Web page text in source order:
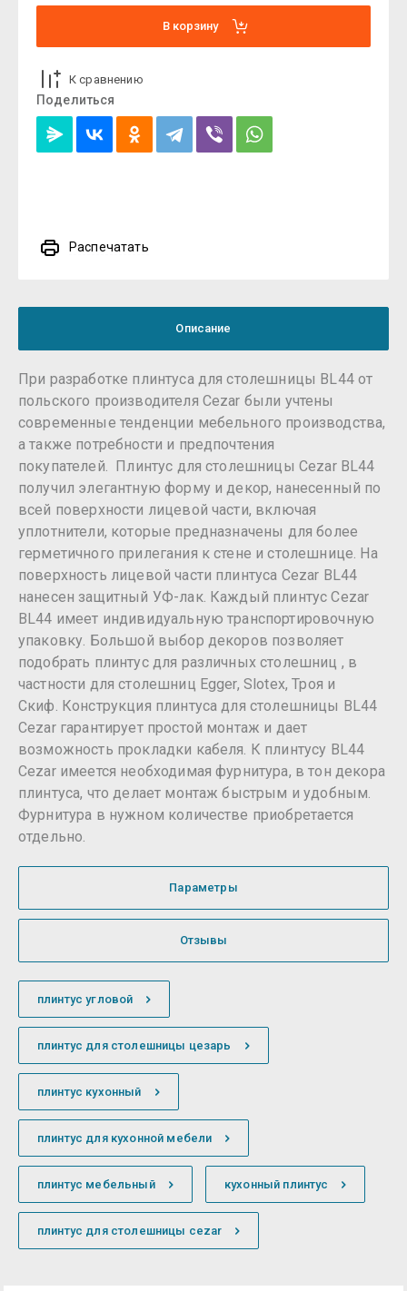
В корзину
К сравнению
Поделиться
Распечатать
Описание
При разработке плинтуса для столешницы BL44 от
польского производителя Cezar были учтены
современные тенденции мебельного производства,
а также потребности и предпочтения
покупателей. Плинтус для столешницы Cezar BL44
получил элегантную форму и декор, нанесенный по
всей поверхности лицевой части, включая
уплотнители, которые предназначены для более
герметичного прилегания к стене и столешнице. На
поверхность лицевой части плинтуса Cezar BL44
нанесен защитный УФ-лак. Каждый плинтус Cezar
BL44 имеет индивидуальную транспортировочную
упаковку. Большой выбор декоров позволяет
подобрать плинтус для различных столешниц , в
частности для столешниц Egger, Slotex, Троя и
Скиф. Конструкция плинтуса для столешницы BL44
Cezar гарантирует простой монтаж и дает
возможность прокладки кабеля. К плинтусу BL44
Cezar имеется необходимая фурнитура, в тон декора
плинтуса, что делает монтаж быстрым и удобным.
Фурнитура в нужном количестве приобретается
отдельно.
Параметры
Отзывы
плинтус угловой
плинтус для столешницы цезарь
плинтус кухонный
плинтус для кухонной мебели
плинтус мебельный кухонный плинтус
плинтус для столешницы cezar